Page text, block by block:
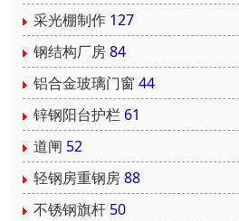
采光棚制作 127
钢结构厂房84
铝合金玻璃门窗 44
锌钢阳台护栏 61
道闸 52
轻钢房重钢房88
不锈钢旗杆 50